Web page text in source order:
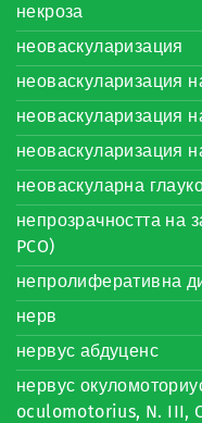
некроза
неоваскуларизация
неоваскуларизация
неоваскуларизация
неоваскуларизация
неоваскуларна
непрозрачността на
PCO)
непролиферативна
нерв
нервус абдуценс
нервус
oculomotorius, N. III,